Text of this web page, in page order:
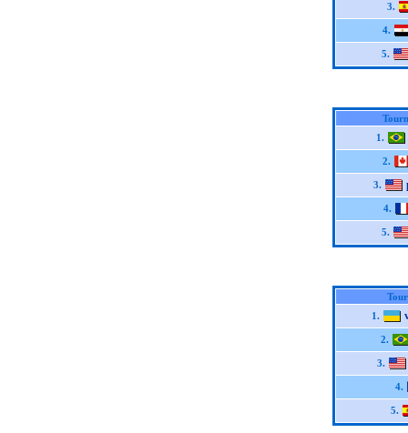
3.
4.
5.
1.
2.
3.
4.
5.
1.
2.
3.
4.
5.